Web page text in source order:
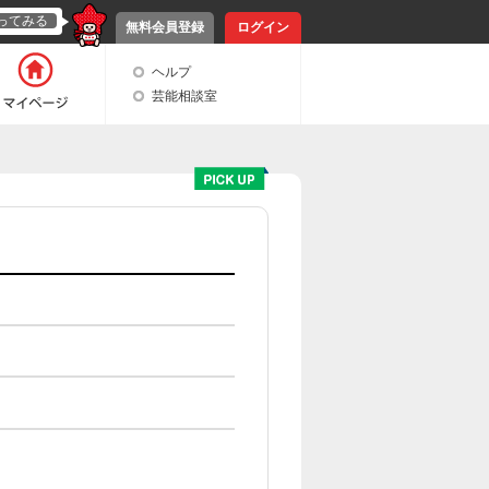
無料会員登録 ログイン
てみる
ヘルプ
芸能相談室